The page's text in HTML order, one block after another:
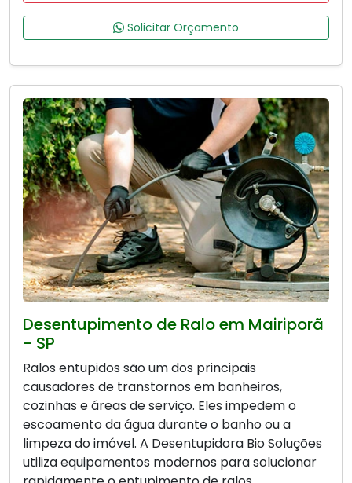
Solicitar Orçamento
Desentupimento de Ralo em Mairiporã
- SP
Ralos entupidos são um dos principais
causadores de transtornos em banheiros,
cozinhas e áreas de serviço. Eles impedem o
escoamento da água durante o banho ou a
limpeza do imóvel. A Desentupidora Bio Soluções
utiliza equipamentos modernos para solucionar